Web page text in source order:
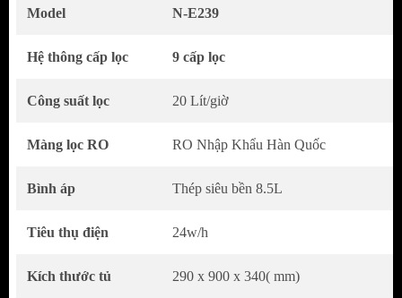
Thiết kế nhỏ gọn sang trọng
máy lọc nước cũ, Karofi đã tích hợp tất cả
Model N-E239
Hệ thông cấp lọc 9 cấp lọc
Công suất lọc 20 Lít/giờ
Màng lọc RO RO Nhập Khẩu Hàn Quốc
Bình áp Thép siêu bền 8.5L
Tiêu thụ điện 24w/h
Kích thước tủ 290 x 900 x 340( mm)